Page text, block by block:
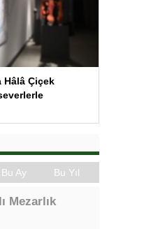
Hâlâ Çiçek
Bu Ay Bu Yıl
Mezarlık